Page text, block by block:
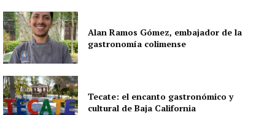
Alan Ramos Gómez, embajador de la
gastronomía colimense
Tecate: el encanto gastronómico y
cultural de Baja California